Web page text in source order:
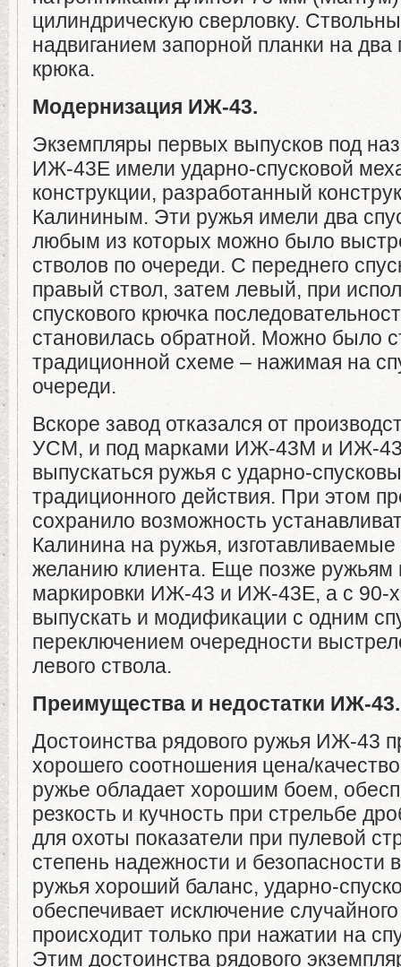
цилиндрическую сверловку.
надвиганием запорной планки на два
крюка.
Модернизация ИЖ-43.
Экземпляры первых выпусков под
ИЖ-43Е имели ударно-спусковой
конструкции, разработанный
Калининым. Эти ружья имели два
любым из которых можно было
стволов по очереди. С переднего
правый ствол, затем левый, при
спускового крючка
становилась обратной. Можно было
традиционной схеме – нажимая на
очереди.
Вскоре завод отказался от
УСМ, и под марками ИЖ-43М и ИЖ-
выпускаться ружья с ударно-
традиционного действия. При этом
сохранило возможность
Калинина на ружья, изготавливаемые
желанию клиента. Еще позже ружьям
маркировки ИЖ-43 и ИЖ-43Е, а с 90-х
выпускать и модификации с одним
переключением очередности
левого ствола.
Преимущества и недостатки ИЖ-43.
Достоинства рядового ружья ИЖ-43
хорошего соотношения цена/
ружье обладает хорошим боем,
резкость и кучность при стрельбе
для охоты показатели при пулевой
степень надежности и безопасности
ружья хороший баланс, ударно-
обеспечивает исключение
происходит только при нажатии на
Этим достоинства рядового